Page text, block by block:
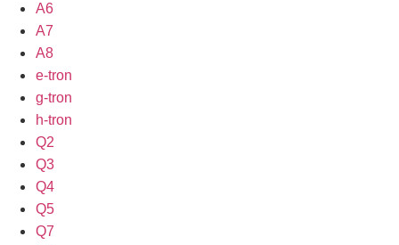
A6
A7
A8
e-tron
g-tron
h-tron
Q2
Q3
Q4
Q5
Q7